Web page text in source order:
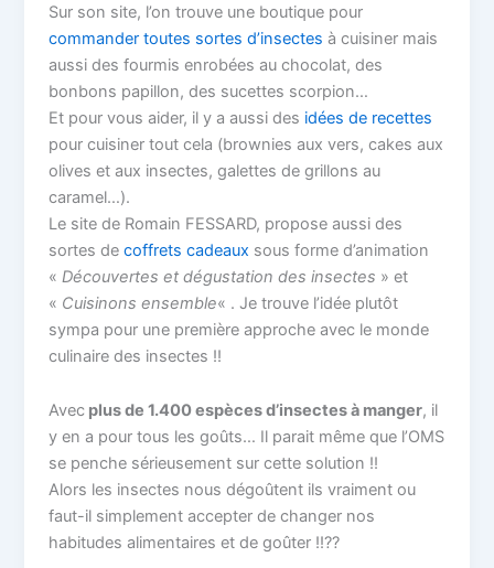
Sur son site, l’on trouve une boutique pour
commander toutes sortes d’insectes à cuisiner mais
aussi des fourmis enrobées au chocolat, des
bonbons papillon, des sucettes scorpion…
Et pour vous aider, il y a aussi des idées de recettes
pour cuisiner tout cela (brownies aux vers, cakes aux
olives et aux insectes, galettes de grillons au
caramel…).
Le site de Romain FESSARD, propose aussi des
sortes decoffrets cadeaux sous forme d’animation
«Découvertes et dégustation des insectes » et
« Cuisinons ensemble« . Je trouve l’idée plutôt
sympa pour une première approche avec le monde
culinaire des insectes !!
Avec plus de 1.400 espèces d’insectes à manger, il
y en a pour tous les goûts… Il parait même que l’OMS
se penche sérieusement sur cette solution !!
Alors les insectes nous dégoûtent ils vraiment ou
faut-il simplement accepter de changer nos
habitudes alimentaires et de goûter !!??